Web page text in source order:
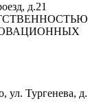
д.21
ул. Тургенева, д.